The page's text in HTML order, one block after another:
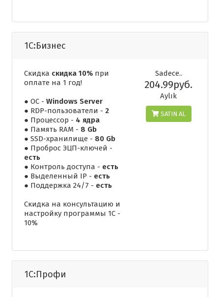
1С:Бизнес
Скидка скидка 10% при
оплате на 1 год!
● ОС - Windows Server
● RDP-пользователи - 2
● Процессор - 4 ядра
● Память RAM - 8 Gb
● SSD-хранилище - 80 Gb
● Проброс ЭЦП-ключей -
есть
● Контроль доступа - есть
● Выделенный IP - есть
● Поддержка 24/7 - есть
Скидка на консультацию и
настройку программы 1С -
10%
Sadece..
204.99руб.
Aylık
SATIN AL
1С:Профи